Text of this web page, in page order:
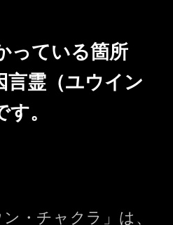
っている箇所
言霊（ユウイン
。
・チャクラ」は、